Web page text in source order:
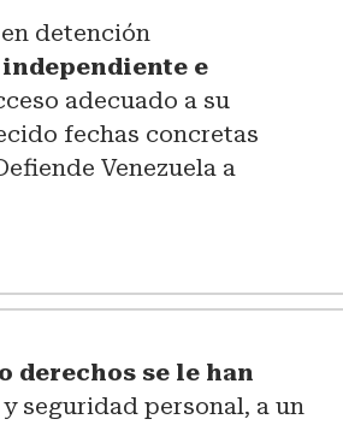
detención
e
adecuado a su
fechas concretas
Venezuela a
derechos se le han
seguridad personal, a un